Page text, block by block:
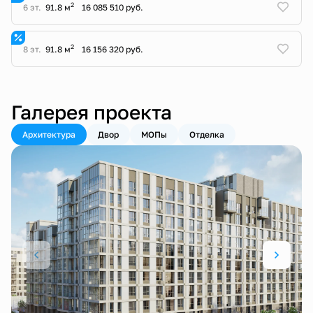
6 эт. 91.8 м2 16 085 510 руб.
8 эт. 91.8 м2 16 156 320 руб.
Галерея проекта
Архитектура Двор МОПы Отделка